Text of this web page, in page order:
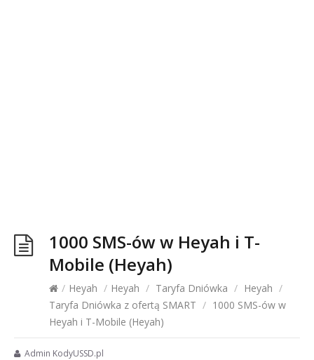
1000 SMS-ów w Heyah i T-
Mobile (Heyah)
/ Heyah / Heyah / Taryfa Dniówka / Heyah /
Taryfa Dniówka z ofertą SMART / 1000 SMS-ów w
Heyah i T-Mobile (Heyah)
Admin KodyUSSD.pl